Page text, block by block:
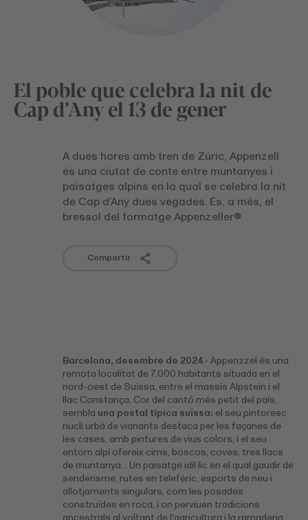
El poble que celebra la nit de
Cap d’Any el 13 de gener
A dues hores amb tren de Zúric, Appenzell
és una ciutat de conte entre muntanyes i
paisatges alpins en la qual se celebra la nit
de Cap d’Any dues vegades. És, a més, el
bressol del formatge Appenzeller®
Compartir
Barcelona, desembre de 2024.- Appenzzel és una
remota localitat de 7.000 habitants situada en el
nord-oest de Suïssa, entre el massís Alpstein i el
llac Constança. Cor del cantó més petit del país,
sembla una postal típica suïssa: el seu pintoresc
nucli urbà de vianants destaca per les façanes de
les cases, amb pintures de vius colors, i el seu
entorn alpí ofereix cims, boscos, coves, tres llacs
de muntanya… Un paisatge idíl·lic en el qual gaudir de
senderisme, rutes en telefèric, esports de neu i
allotjaments singulars, com les posades
construïdes en roca, i on perviuen tradicions